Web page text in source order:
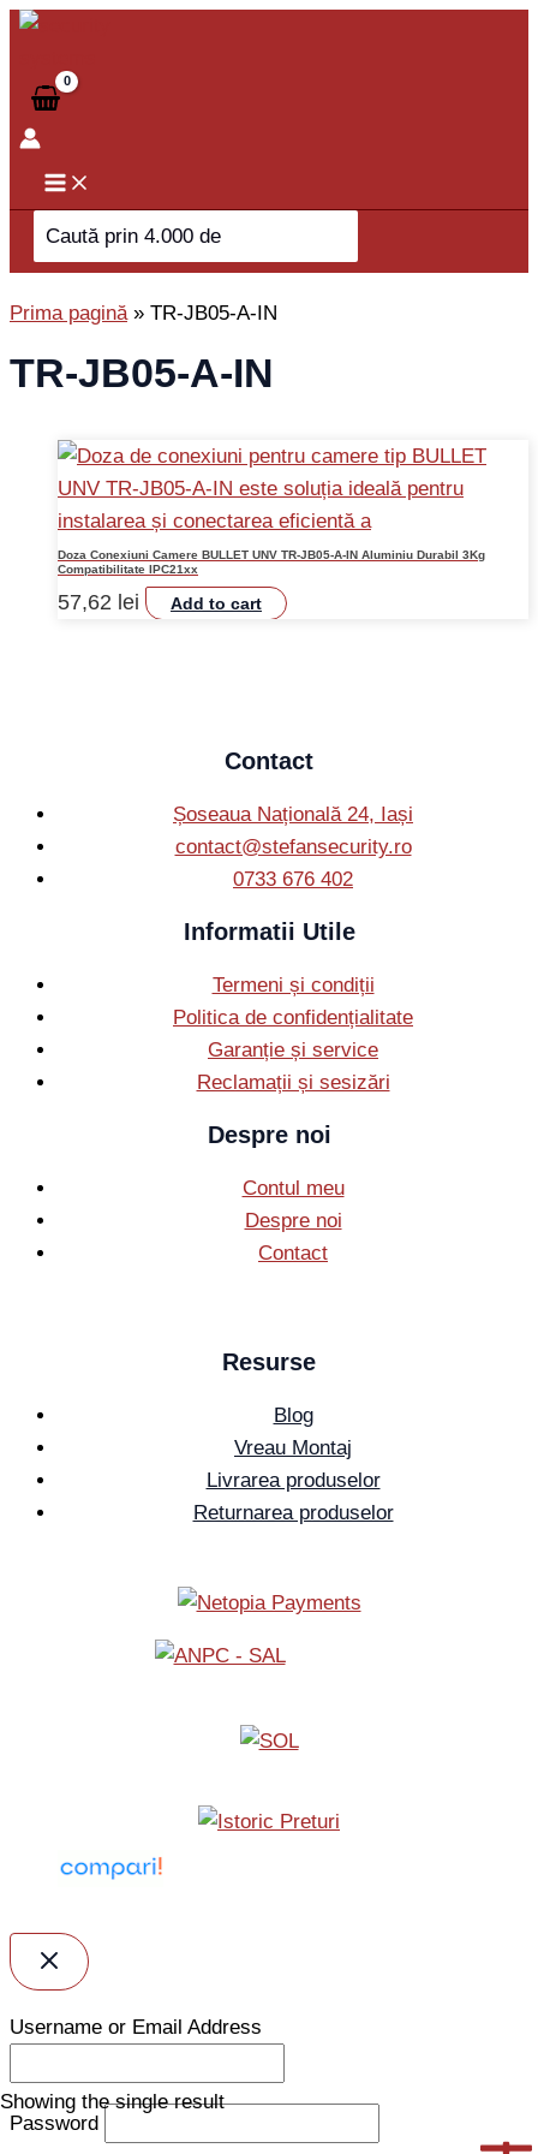
Skip
content
Search
for:
Prima pagină» TR-JB05-A-IN
TR-JB05-A-IN
Showing the single result
Doza Conexiuni Camere BULLET UNV TR-JB05-A-IN Aluminiu Durabil 3Kg
Compatibilitate IPC21xx
57,62 lei Add to cart
Contact
Șoseaua Națională 24, Iași
contact@stefansecurity.ro
0733 676 402
Informatii Utile
Termeni și condiții
Politica de confidențialitate
Garanție și service
Reclamații și sesizări
Despre noi
Contul meu
Despre noi
Contact
Resurse
Blog
Vreau Montaj
Livrarea produselor
Returnarea produselor
Username or Email Address
Password